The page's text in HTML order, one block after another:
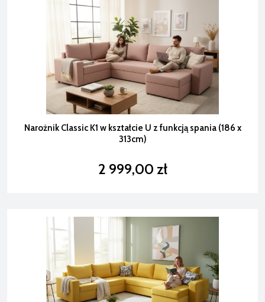
Narożnik Classic K1 w kształcie U z funkcją spania (186 x
313cm)
2 999,00 zł